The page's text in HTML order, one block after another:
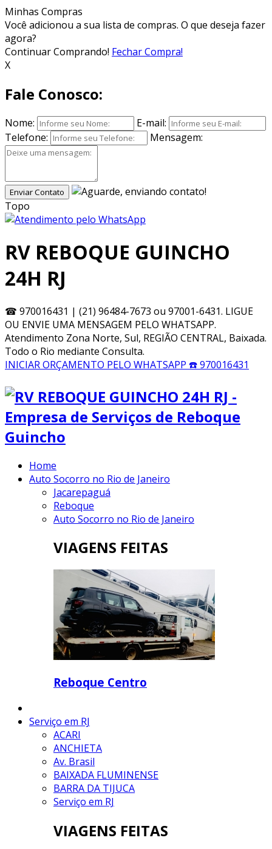
Minhas Compras
Você adicionou a sua lista de compras. O que deseja fazer
agora?
Continuar Comprando! Fechar Compra!
X
Fale Conosco:
Nome:
E-mail:
Telefone:
Mensagem:
Enviar Contato
Topo
RV REBOQUE GUINCHO
24H RJ
☎ 970016431 | (21) 96484-7673 ou 97001-6431. LIGUE
OU ENVIE UMA MENSAGEM PELO WHATSAPP.
Atendimento Zona Norte, Sul, REGIÃO CENTRAL, Baixada.
Todo o Rio mediante Consulta.
INICIAR ORÇAMENTO PELO WHATSAPP ☎️ 970016431
Home
Auto Socorro no Rio de Janeiro
Jacarepaguá
Reboque
Auto Socorro no Rio de Janeiro
VIAGENS FEITAS
Reboque Centro
Serviço em RJ
ACARI
ANCHIETA
Av. Brasil
BAIXADA FLUMINENSE
BARRA DA TIJUCA
Serviço em RJ
VIAGENS FEITAS